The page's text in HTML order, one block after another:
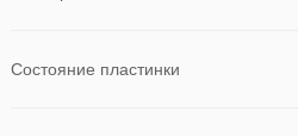
Состояние пластинки